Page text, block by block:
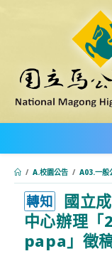
內
/ A.校園公告 / A03.一般
轉知
國立
中心辦理
papa」徵